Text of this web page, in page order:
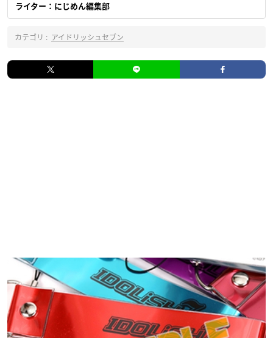
ライター：にじめん編集部
カテゴリ : アイドリッシュセブン